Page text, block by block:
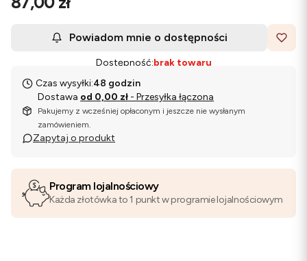
Powiadom mnie o dostępności
Dostępność:brak towaru
Czas wysyłki:48 godzin
Dostawa od 0,00 zł - Przesyłka łączona
Pakujemy z wcześniej opłaconym i jeszcze nie wysłanym
zamówieniem.
Zapytaj o produkt
Program lojalnościowy
Każda złotówka to 1 punkt w programie lojalnościowym